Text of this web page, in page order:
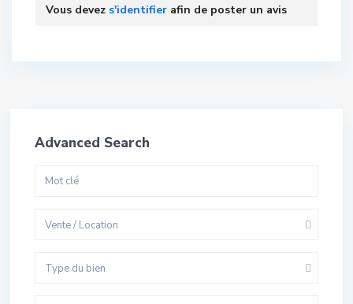
Vous devez s'identifier afin de poster un avis
Advanced Search
Vente / Location
Type du bien